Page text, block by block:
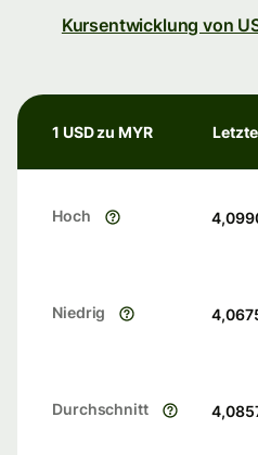
Kursentwicklung von
1 USD zu MYR
Hoch
Niedrig
Durchschnitt